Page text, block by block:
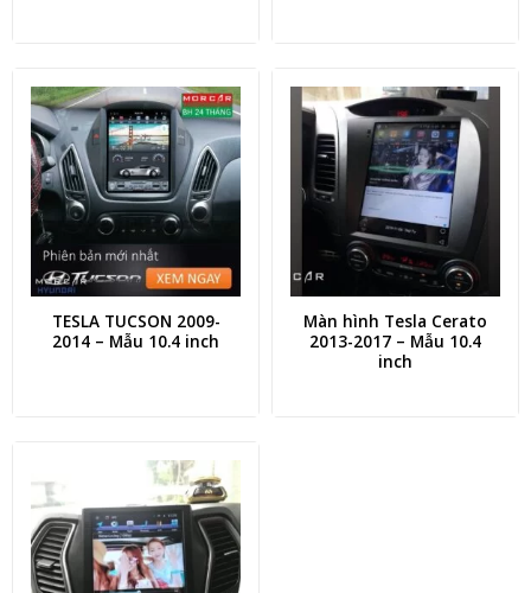
TESLA TUCSON 2009-
2014 – Mẫu 10.4 inch
Màn hình Tesla Cerato
2013-2017 – Mẫu 10.4
inch